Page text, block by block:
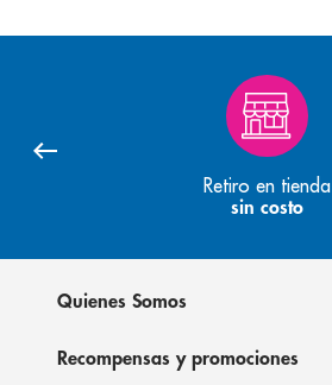
Retiro en tienda
sin costo
Quienes Somos
Recompensas y promociones